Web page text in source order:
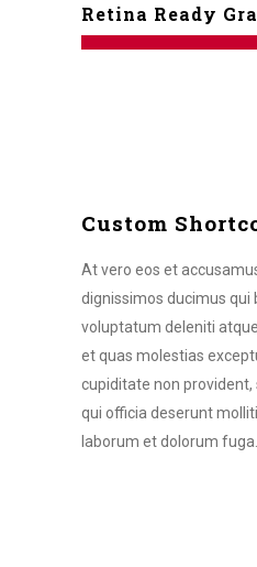
Retina Ready
Custom
At vero eos et
dignissimos ducimus
voluptatum deleniti
et quas molestias
cupiditate non provident,
qui officia deserunt
laborum et dolorum fuga.